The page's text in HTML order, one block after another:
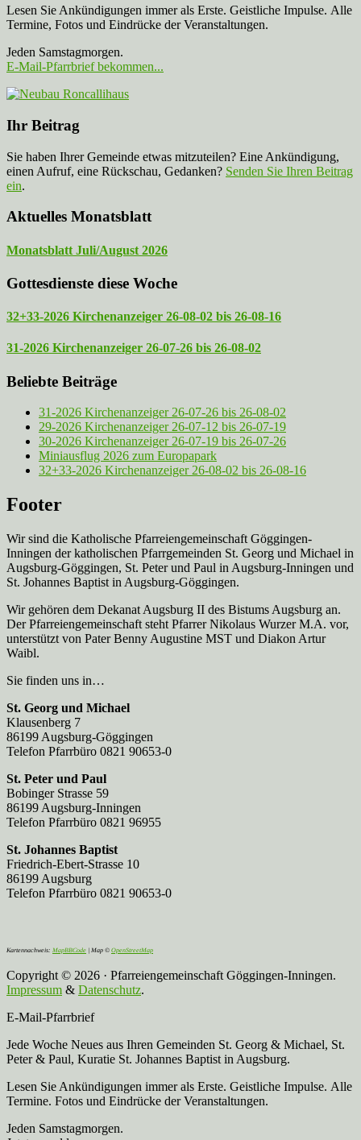
Lesen Sie Ankündigungen immer als Erste. Geistliche Impulse. Alle
Termine, Fotos und Eindrücke der Veranstaltungen.
Jeden Samstagmorgen.
E-Mail-Pfarrbrief bekommen...
Ihr Beitrag
Sie haben Ihrer Gemeinde etwas mitzuteilen? Eine Ankündigung,
einen Aufruf, eine Rückschau, Gedanken? Senden Sie Ihren Beitrag
ein.
Aktuelles Monatsblatt
Monatsblatt Juli/August 2026
Gottesdienste diese Woche
32+33-2026 Kirchenanzeiger 26-08-02 bis 26-08-16
31-2026 Kirchenanzeiger 26-07-26 bis 26-08-02
Beliebte Beiträge
31-2026 Kirchenanzeiger 26-07-26 bis 26-08-02
29-2026 Kirchenanzeiger 26-07-12 bis 26-07-19
30-2026 Kirchenanzeiger 26-07-19 bis 26-07-26
Miniausflug 2026 zum Europapark
32+33-2026 Kirchenanzeiger 26-08-02 bis 26-08-16
Footer
Wir sind die Katholische Pfarreien­gemeinschaft Göggingen-
Inningen der katholischen Pfarrgemeinden St. Georg und Michael in
Augsburg-Göggingen, St. Peter und Paul in Augsburg-Inningen und
St. Johannes Baptist in Augsburg-Göggingen.
Wir gehören dem Dekanat Augsburg II des Bistums Augsburg an.
Der Pfarreien­gemeinschaft steht Pfarrer Nikolaus Wurzer M.A. vor,
unterstützt von Pater Benny Augustine MST und Diakon Artur
Waibl.
Sie finden uns in…
St. Georg und Michael
Klausenberg 7
86199 Augsburg-Göggingen
Telefon Pfarrbüro 0821 90653-0
St. Peter und Paul
Bobinger Strasse 59
86199 Augsburg-Inningen
Telefon Pfarrbüro 0821 96955
St. Johannes Baptist
Friedrich-Ebert-Strasse 10
86199 Augsburg
Telefon Pfarrbüro 0821 90653-0
Kartennachweis: MapBBCode | Map © OpenStreetMap
Copyright © 2026 · Pfarreiengemeinschaft Göggingen-Inningen.
Impressum & Datenschutz.
E-Mail-Pfarrbrief
Jede Woche Neues aus Ihren Gemeinden St. Georg & Michael, St.
Peter & Paul, Kuratie St. Johannes Baptist in Augsburg.
Lesen Sie Ankündigungen immer als Erste. Geistliche Impulse. Alle
Termine. Fotos und Eindrücke der Veranstaltungen.
Jeden Samstagmorgen.